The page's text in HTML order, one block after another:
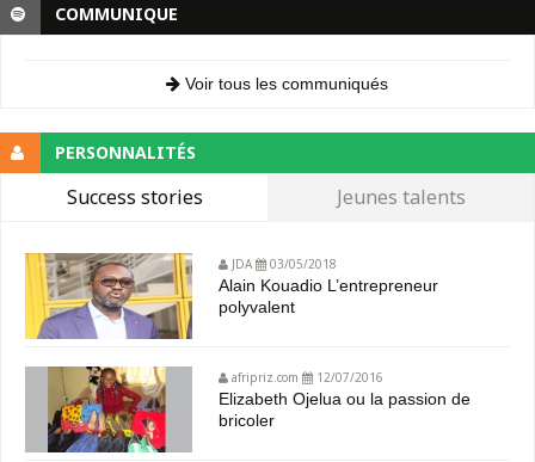
COMMUNIQUE
Voir tous les communiqués
PERSONNALITÉS
Success stories Jeunes talents
JDA 03/05/2018
Alain Kouadio L’entrepreneur
polyvalent
afripriz.com 12/07/2016
Elizabeth Ojelua ou la passion de
bricoler